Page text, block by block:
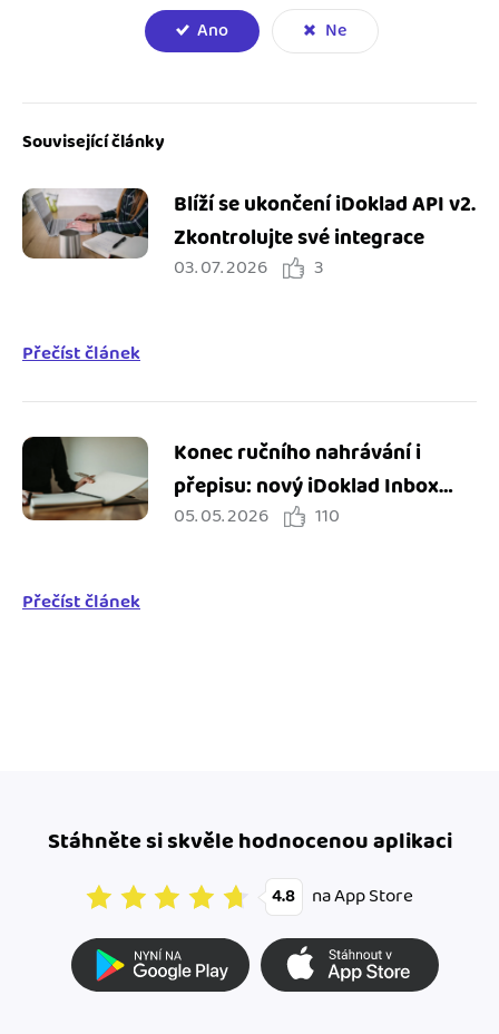
Ano Ne
Související články
Blíží se ukončení iDoklad API v2.
Zkontrolujte své integrace
03. 07. 2026 3
Přečíst článek
Konec ručního nahrávání i
přepisu: nový iDoklad Inbox
zjednodušuje práci s doklady
05. 05. 2026 110
Přečíst článek
Stáhněte si skvěle hodnocenou aplikaci
4.8 na App Store